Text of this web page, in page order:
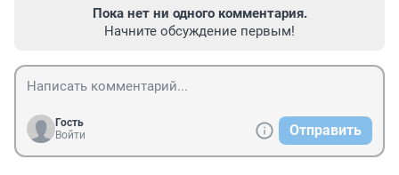
Пока нет ни одного комментария.
Начните обсуждение первым!
Гость
Войти
Отправить